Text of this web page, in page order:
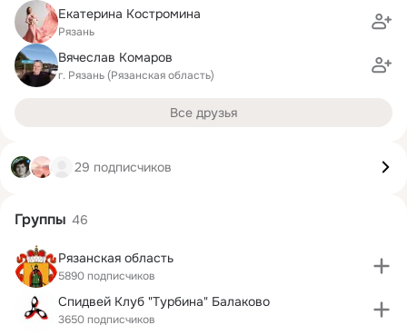
Екатерина Костромина
Рязань
Вячеслав Комаров
г. Рязань (Рязанская область)
Все друзья
29 подписчиков
Группы 46
Рязанская область
5890 подписчиков
Спидвей Клуб "Турбина" Балаково
3650 подписчиков